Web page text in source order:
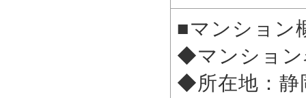
■マンショ
◆マンショ
◆所在地：